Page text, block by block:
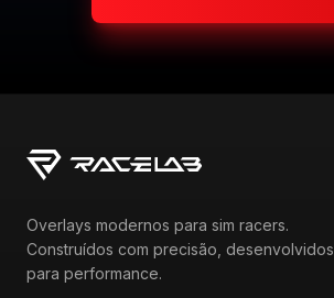
Overlays modernos para sim racers.
Construídos com precisão, desenvolvidos
para performance.